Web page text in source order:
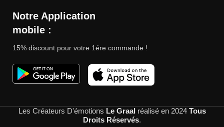
Notre Application
mobile :
15% discount pour votre 1ére commande !
Les Créateurs D'émotions Le Graalréalisé en 2024 Tous
Droits Réservés.